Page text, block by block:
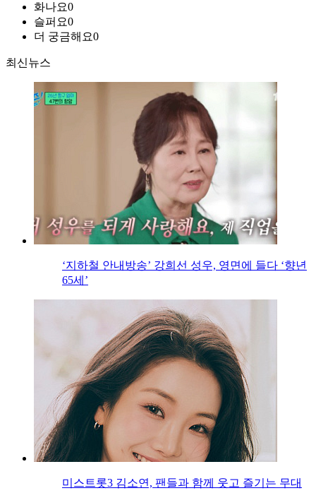
화나요0
슬퍼요0
더 궁금해요0
최신뉴스
‘지하철 안내방송’ 강희선 성우, 영면에 들다 ‘향년
65세’
미스트롯3 김소연, 팬들과 함께 웃고 즐기는 무대